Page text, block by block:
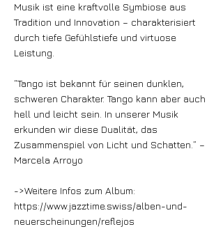
Musik ist eine kraftvolle Symbiose aus
Tradition und Innovation – charakterisiert
durch tiefe Gefühlstiefe und virtuose
Leistung.
“Tango ist bekannt für seinen dunklen,
schweren Charakter. Tango kann aber auch
hell und leicht sein. In unserer Musik
erkunden wir diese Dualität, das
Zusammenspiel von Licht und Schatten.” –
Marcela Arroyo
->Weitere Infos zum Album:
https://www.jazztime.swiss/alben-und-
neuerscheinungen/reflejos